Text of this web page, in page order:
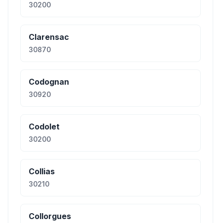
30200
Clarensac
30870
Codognan
30920
Codolet
30200
Collias
30210
Collorgues